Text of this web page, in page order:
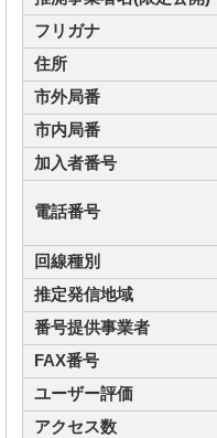
フリガナ
住所
市外局番
市内局番
加入者番号
電話番号
回線種別
推定発信地域
番号提供事業者
FAX番号
ユーザー評価
アクセス数